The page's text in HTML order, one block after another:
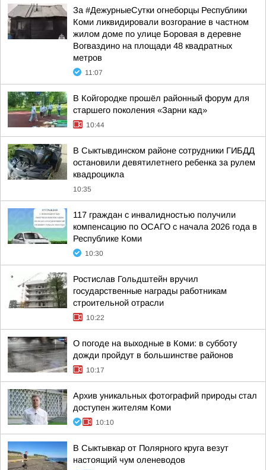
За #ДежурныеСутки огнеборцы Республики
Коми ликвидировали возгорание в частном
жилом доме по улице Боровая в деревне
Вогваздино на площади 48 квадратных
метров
11:07
В Койгородке прошёл районный форум для
старшего поколения «Зарни кад»
10:44
В Сыктывдинском районе сотрудники ГИБДД
остановили девятилетнего ребенка за рулем
квадроцикла
10:35
117 граждан с инвалидностью получили
компенсацию по ОСАГО с начала 2026 года в
Республике Коми
10:30
Ростислав Гольдштейн вручил
государственные награды работникам
строительной отрасли
10:22
О погоде на выходные в Коми: в субботу
дожди пройдут в большинстве районов
10:17
Архив уникальных фотографий природы стал
доступен жителям Коми
10:10
В Сыктывкар от Полярного круга везут
настоящий чум оленеводов